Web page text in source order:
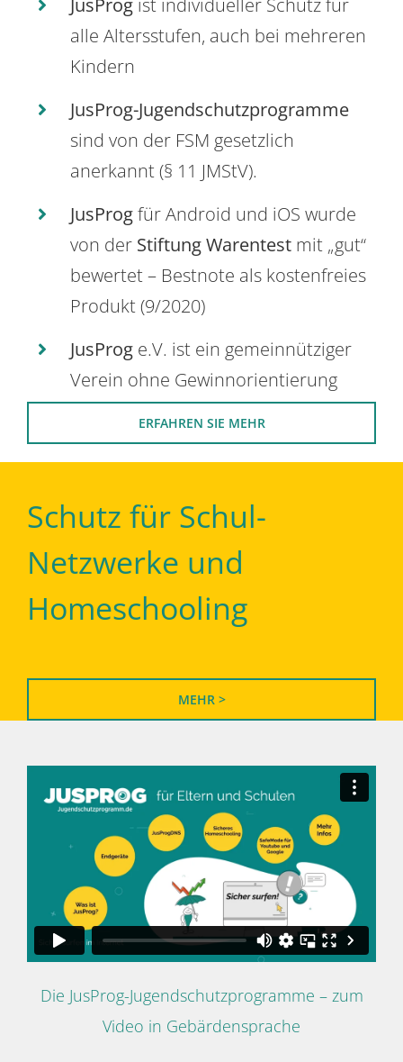
alle Altersstufen, auch bei mehreren
Kindern
JusProg-Jugendschutzprogramme
sind von der FSM gesetzlich
anerkannt (§ 11 JMStV).
JusProgfür Android und iOS wurde
von der Stiftung Warentest mit „gut“
bewertet – Bestnote als kostenfreies
Produkt (9/2020)
JusProg e.V. ist ein gemeinnütziger
Verein ohne Gewinnorientierung
ERFAHREN SIE MEHR
Schutz für Schul-
Netzwerke und
Homeschooling
MEHR >
Die JusProg-Jugendschutzprogramme – zum
Video in Gebärdensprache